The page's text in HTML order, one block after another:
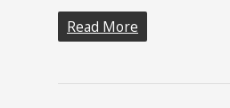
Read More